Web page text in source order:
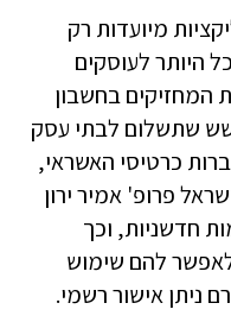
מיועדות רק
היותר לעוסקים
המחזיקים בחשבון
שתשלום לבתי עסק
כרטיסי האשראי,
פרופ' אמיר ירון
חדשניות, וכך
להם שימוש
ניתן אישור רשמי.